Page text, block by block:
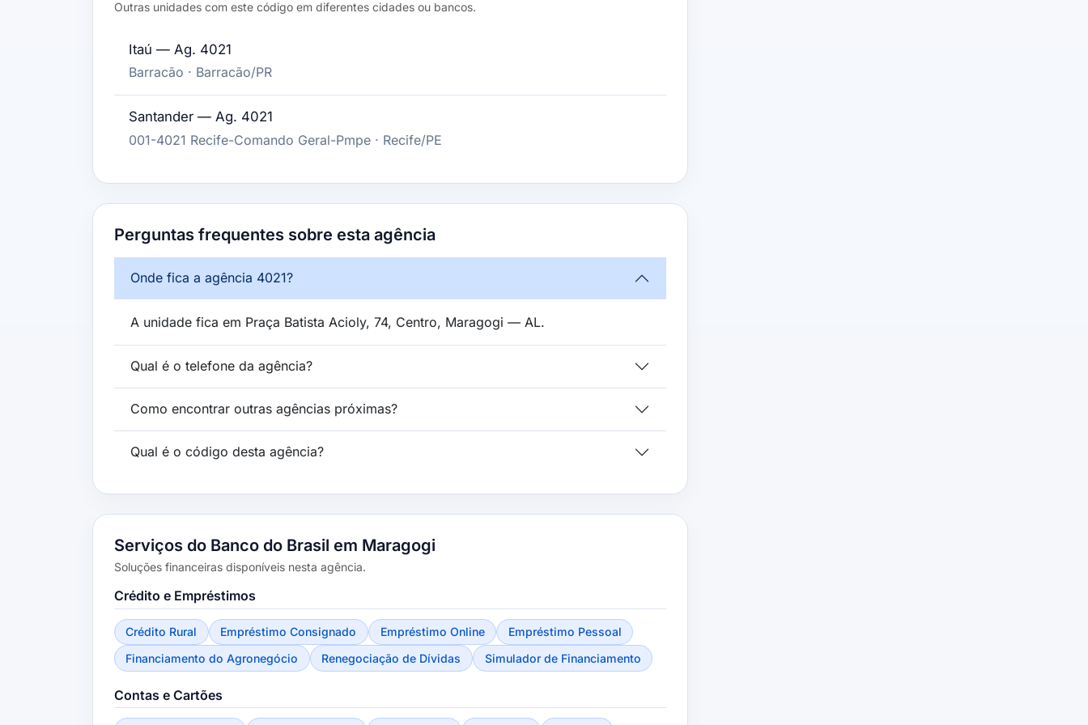
Outras unidades com este código em diferentes cidades ou bancos.
Itaú — Ag. 4021
Barracão · Barracão/PR
Santander — Ag. 4021
001-4021 Recife-Comando Geral-Pmpe · Recife/PE
Perguntas frequentes sobre esta agência
Onde fica a agência 4021?
A unidade fica em Praça Batista Acioly, 74, Centro, Maragogi — AL.
Qual é o telefone da agência?
Como encontrar outras agências próximas?
Qual é o código desta agência?
Serviços do Banco do Brasil em Maragogi
Soluções financeiras disponíveis nesta agência.
Crédito e Empréstimos
Crédito Rural Empréstimo Consignado Empréstimo Online
Empréstimo Pessoal
Financiamento do Agronegócio
Renegociação de Dívidas Simulador de Financiamento
Contas e Cartões